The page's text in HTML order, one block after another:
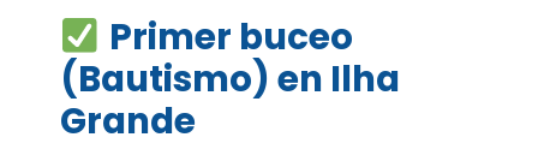
Primer buceo
(Bautismo) en Ilha
Grande